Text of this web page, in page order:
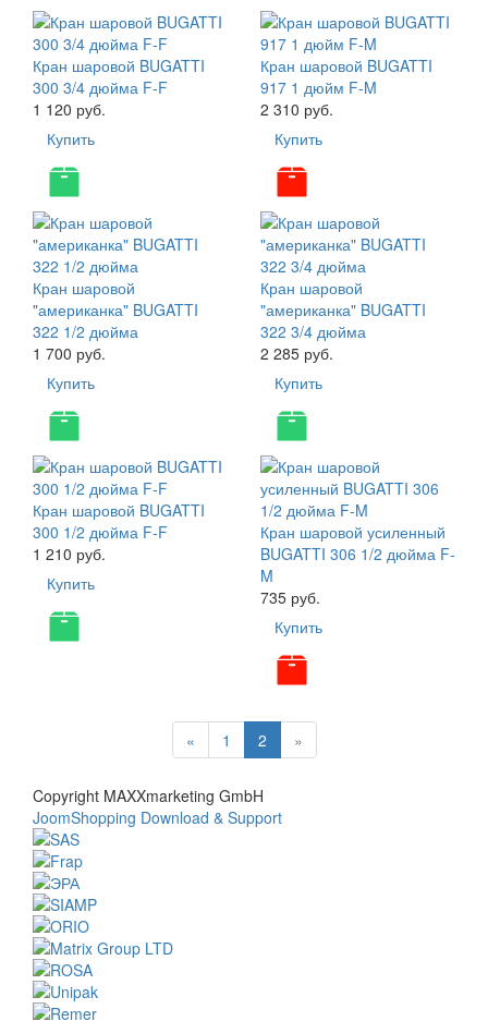
Кран шаровой BUGATTI
300 3/4 дюйма F-F
1 120 руб.
Купить
Кран шаровой BUGATTI
917 1 дюйм F-M
2 310 руб.
Купить
Кран шаровой
"американка" BUGATTI
322 1/2 дюйма
1 700 руб.
Купить
Кран шаровой
"американка" BUGATTI
322 3/4 дюйма
2 285 руб.
Купить
Кран шаровой BUGATTI
300 1/2 дюйма F-F
1 210 руб.
Купить
Кран шаровой усиленный
BUGATTI 306 1/2 дюйма F-
M
735 руб.
Купить
« 1 2 »
Copyright MAXXmarketing GmbH
JoomShopping Download & Support